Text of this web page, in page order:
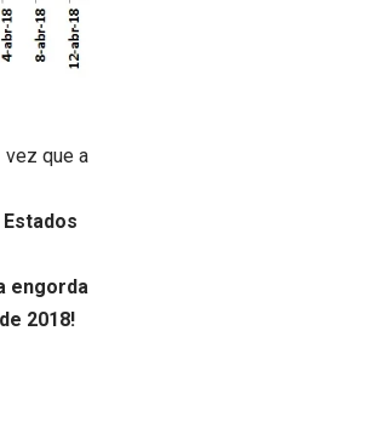
vez que a
engorda
2018!